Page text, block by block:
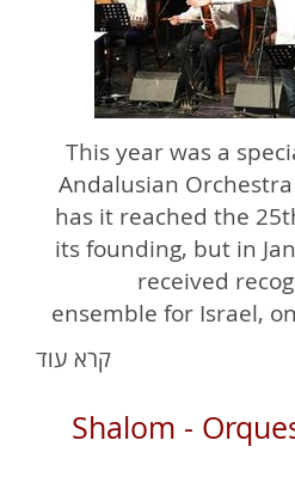
This year was a
Andalusian
has it reached the
its founding, but in
received
ensemble for Israel,
Philharmonicקרא עוד
Shalom -